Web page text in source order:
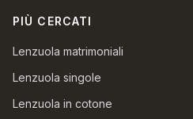
PIÙ CERCATI
Lenzuola matrimoniali
Lenzuola singole
Lenzuola in cotone